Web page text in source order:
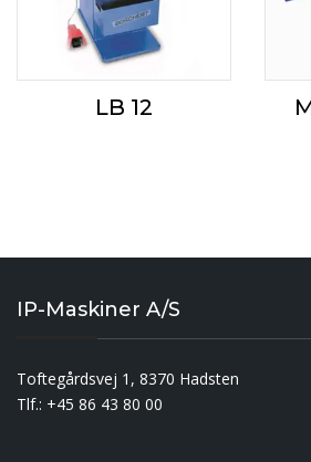
LB 12
IP-Maskiner A/S
Toftegårdsvej 1, 8370 Hadsten
Tlf.: +45 86 43 80 00